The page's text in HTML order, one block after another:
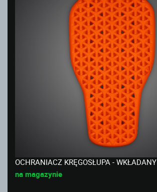
OCHRANIACZ KRĘGOSŁUPA - WKŁADANY
na magazynie